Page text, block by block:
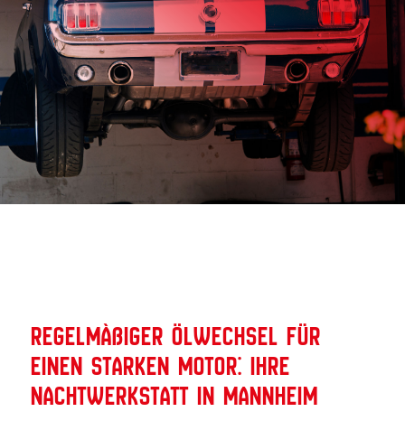
Regelmäßiger Ölwechsel für
einen starken Motor: Ihre
Nachtwerkstatt in Mannheim